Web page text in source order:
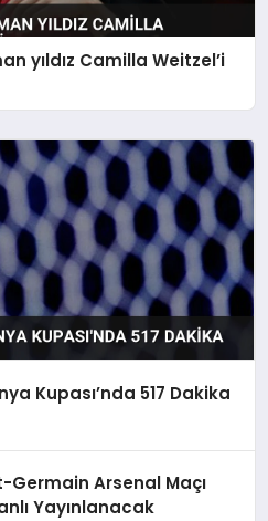
yıldız Camilla Weitzel’i
Kupası’nda 517 Dakika
Germain Arsenal Maçı
Yayınlanacak